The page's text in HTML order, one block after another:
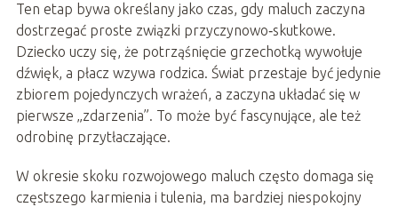
Ten etap bywa określany jako czas, gdy maluch zaczyna
dostrzegać proste związki przyczynowo‑skutkowe.
Dziecko uczy się, że potrząśnięcie grzechotką wywołuje
dźwięk, a płacz wzywa rodzica. Świat przestaje być jedynie
zbiorem pojedynczych wrażeń, a zaczyna układać się w
pierwsze „zdarzenia”. To może być fascynujące, ale też
odrobinę przytłaczające.
W okresie skoku rozwojowego maluch często domaga się
częstszego karmienia i tulenia, ma bardziej niespokojny